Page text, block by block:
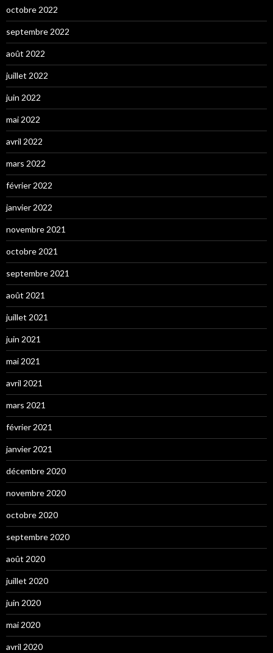
octobre 2022
septembre 2022
août 2022
juillet 2022
juin 2022
mai 2022
avril 2022
mars 2022
février 2022
janvier 2022
novembre 2021
octobre 2021
septembre 2021
août 2021
juillet 2021
juin 2021
mai 2021
avril 2021
mars 2021
février 2021
janvier 2021
décembre 2020
novembre 2020
octobre 2020
septembre 2020
août 2020
juillet 2020
juin 2020
mai 2020
avril 2020